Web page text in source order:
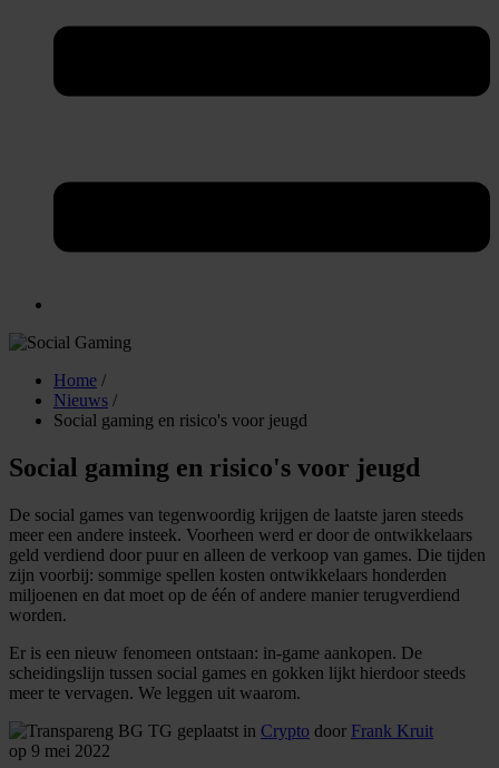
Home /
Nieuws /
Social gaming en risico's voor jeugd
Social gaming en risico's voor jeugd
De social games van tegenwoordig krijgen de laatste jaren steeds
meer een andere insteek. Voorheen werd er door de ontwikkelaars
geld verdiend door puur en alleen de verkoop van games. Die tijden
zijn voorbij: sommige spellen kosten ontwikkelaars honderden
miljoenen en dat moet op de één of andere manier terugverdiend
worden.
Er is een nieuw fenomeen ontstaan: in-game aankopen. De
scheidingslijn tussen social games en gokken lijkt hierdoor steeds
meer te vervagen. We leggen uit waarom.
geplaatst in Crypto door Frank Kruit
op 9 mei 2022